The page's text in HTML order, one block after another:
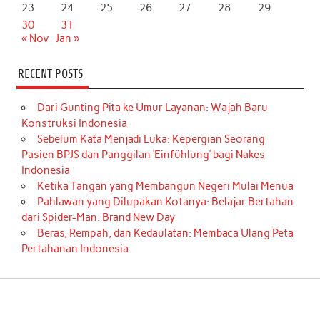
23
24 25 26 27 28
29
30
31
« Nov Jan »
RECENT POSTS
Dari Gunting Pita ke Umur Layanan: Wajah Baru
Konstruksi Indonesia
Sebelum Kata Menjadi Luka: Kepergian Seorang
Pasien BPJS dan Panggilan ‘Einfühlung’ bagi Nakes
Indonesia
Ketika Tangan yang Membangun Negeri Mulai Menua
Pahlawan yang Dilupakan Kotanya: Belajar Bertahan
dari Spider-Man: Brand New Day
Beras, Rempah, dan Kedaulatan: Membaca Ulang Peta
Pertahanan Indonesia